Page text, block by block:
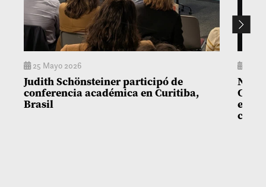
25 Mayo 2026
Judith Schönsteiner participó de
conferencia académica en Curitiba,
Brasil en